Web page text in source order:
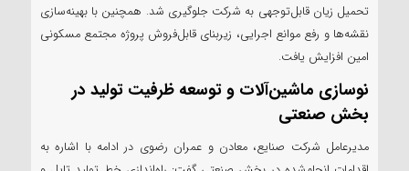
تحمیل زیان قابل‌توجهی به شرکت جلوگیری شد. همچنین با بهینه‌سازی
نقشه‌ها و رفع موانع اجرایی، زیربنای قابل‌فروش پروژه مجتمع مسکونی
امین افزایش یافت.
نوسازی ماشین‌آلات و توسعه ظرفیت تولید در
بخش صنعتی
مدیرعامل شرکت صنایع، معادن و عمران رضوی در ادامه با اشاره به